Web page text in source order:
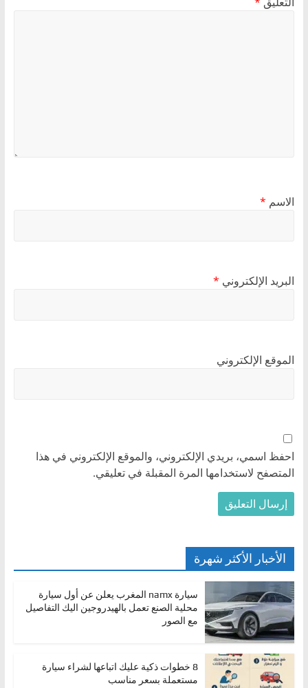
الاسم *
البريد الإلكتروني *
الموقع الإلكتروني
احفظ اسمي، بريدي الإلكتروني، والموقع الإلكتروني في هذا
المتصفح لاستخدامها المرة المقبلة في تعليقي.
الأخبار الأكثر شهرة
سيارة namx المغرب يعلن عن أول سيارة
محلية الصنع تعمل بالهيدروجين اليك التفاصيل
مع الصور
8 خطوات ذكية عليك اتباعها لشراء سيارة
مستعملة بسعر مناسب